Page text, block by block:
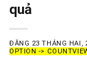
quả
ĐĂNG 23 THÁNG HAI,
OPTION ->